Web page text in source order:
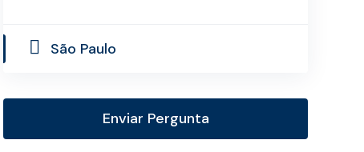
São Paulo
Enviar Pergunta